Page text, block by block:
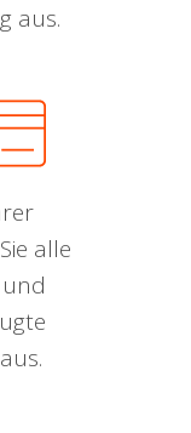
aus.
alle